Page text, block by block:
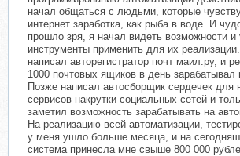
начал общаться с людьми, которые
интернет заработка, как рыба в воде. И
прошло зря, я начал видеть возможности и
инструменты применить для их
написал авторегистратор почт маил.ру, и
1000 почтовых ящиков в день зарабатывал
Позже написал автосборщик сердечек для
сервисов накрутки социальных сетей и
заметил возможность зарабатывать на
На реализацию всей автоматизации,
у меня ушло больше месяца, и на
система принесла мне свыше 800 000